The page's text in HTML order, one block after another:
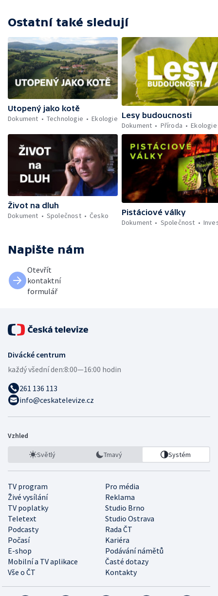
Ostatní také sledují
Utopený jako kotě
Dokument
Technologie Ekologie Lesy budoucnosti
Dokument
Příroda Ekologie
Život na dluh
Dokument
Společnost Česko
Pistáciové války
Dokument
Společnost
Napište nám
Otevřít
kontaktní
formulář
Divácké centrum
každý všední den:8:00—16:00 hodin
261 136 113
info@ceskatelevize.cz
Vzhled
Světlý Tmavý Systém
TV program
Pro média
Živé vysílání
Reklama
TV poplatky
Studio Brno
Teletext
Studio Ostrava
Podcasty
Rada ČT
Počasí
Kariéra
E-shop
Podávání námětů
Mobilní a TV aplikace
Časté dotazy
Vše o ČT
Kontakty